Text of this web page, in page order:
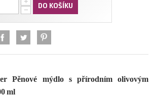
−
DO KOŠÍKU
Pěnové mýdlo s přírodním olivovým
ml